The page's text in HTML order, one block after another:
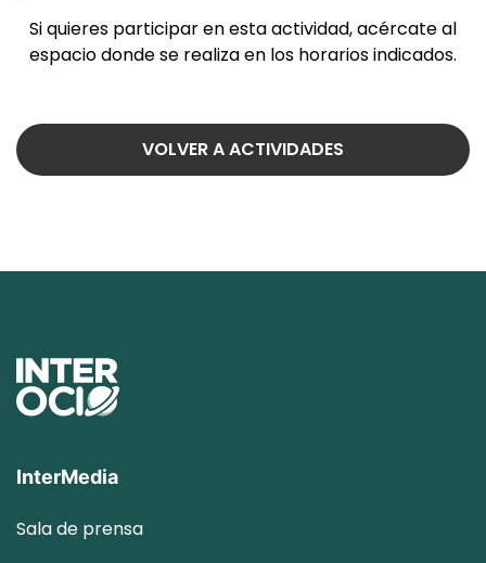
Si quieres participar en esta actividad, acércate al
espacio donde se realiza en los horarios indicados.
VOLVER A ACTIVIDADES
InterMedia
Sala de prensa